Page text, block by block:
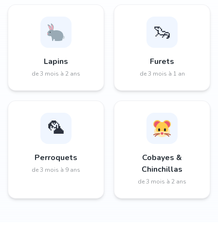
Lapins
de 3 mois à 2 ans
🦦
Furets
de 3 mois à 1 an
🦜
Perroquets
de 3 mois à 9 ans
Cobayes &
Chinchillas
de 3 mois à 2 ans